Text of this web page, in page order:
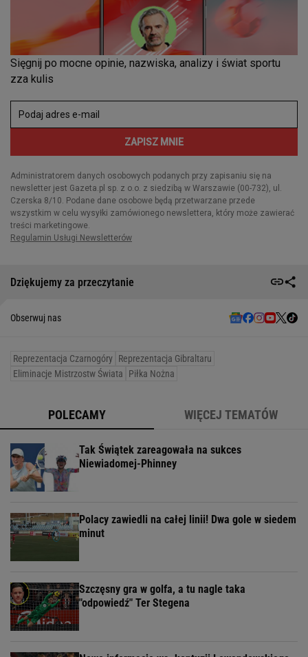
Dziękujemy za przeczytanie
Obserwuj nas
Reprezentacja Czarnogóry Reprezentacja Gibraltaru
Eliminacje Mistrzostw Świata
Piłka Nożna
POLECAMY WIĘCEJ TEMATÓW
Tak Świątek zareagowała na sukces
Niewiadomej-Phinney
Polacy zawiedli na całej linii! Dwa gole w siedem
minut
Szczęsny gra w golfa, a tu nagle taka
"odpowiedź" Ter Stegena